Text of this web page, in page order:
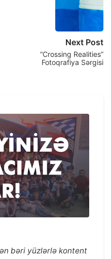
Next Post
“Crossing Realities”
Fotoqrafiya Sərgisi
bəri yüzlərlə kontent